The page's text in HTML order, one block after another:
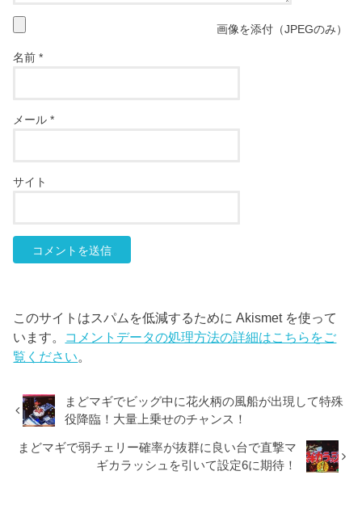
画像を添付（JPEGのみ）
名前*
メール*
サイト
このサイトはスパムを低減するために Akismet を使って
います。 コメントデータの処理方法の詳細はこちらをご
覧ください。
まどマギでビッグ中に花火柄の風船が出現して特殊
役降臨！大量上乗せのチャンス！
まどマギで弱チェリー確率が抜群に良い台で直撃マ
ギカラッシュを引いて設定6に期待！